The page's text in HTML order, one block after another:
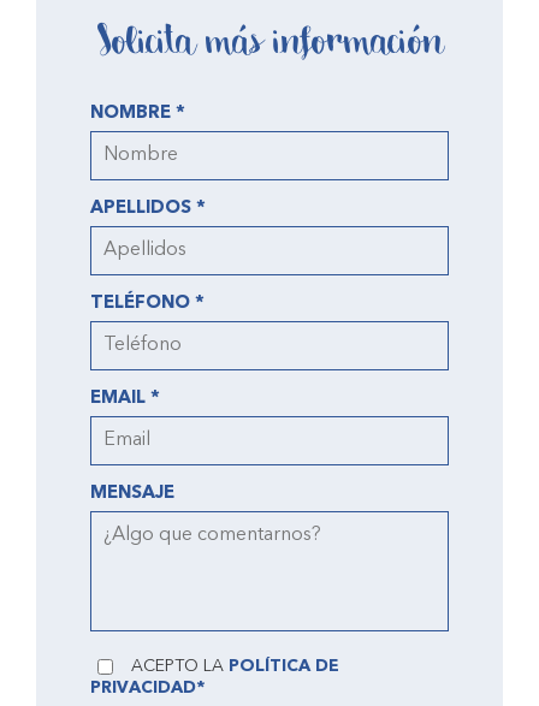
Solicita más información
NOMBRE *
APELLIDOS *
TELÉFONO *
EMAIL *
MENSAJE
ACEPTO LA POLÍTICA DE
PRIVACIDAD*